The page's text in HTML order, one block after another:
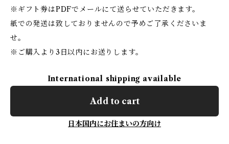
※ギフト券はPDFでメールにて送らせていただきます。
紙での発送は致しておりませんので予めご了承くださいま
せ。
※ご購入より3日以内にお送りします。
International shipping available
Add to cart
日本国内にお住まいの方向け